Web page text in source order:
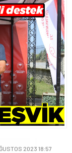
2023 18:57